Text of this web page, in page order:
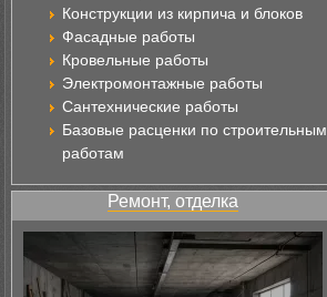
Конструкции из кирпича и блоков
Фасадные работы
Кровельные работы
Электромонтажные работы
Сантехнические работы
Базовые расценки по строительным
работам
Ремонт, отделка